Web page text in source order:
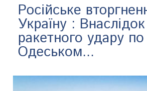
Російське
Україну : Внаслідок
ракетного удару по
Одеськом...